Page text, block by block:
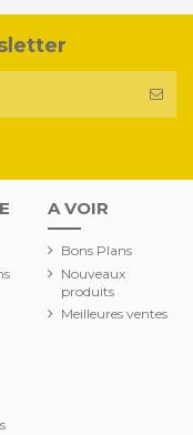
A VOIR
Bons Plans
Nouveaux
produits
Meilleures ventes